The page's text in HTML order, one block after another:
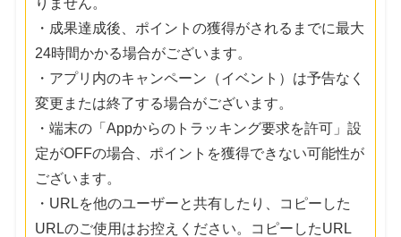
りません。
・成果達成後、ポイントの獲得がされるまでに最大
24時間かかる場合がございます。
・アプリ内のキャンペーン（イベント）は予告なく
変更または終了する場合がございます。
・端末の「Appからのトラッキング要求を許可」設
定がOFFの場合、ポイントを獲得できない可能性が
ございます。
・URLを他のユーザーと共有したり、コピーした
URLのご使用はお控えください。コピーしたURL